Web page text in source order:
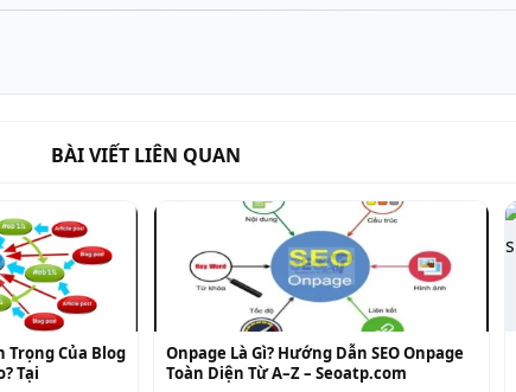
BÀI VIẾT LIÊN QUAN
Trọng Của Blog
Tại
Onpage Là Gì? Hướng Dẫn SEO Onpage
Toàn Diện Từ A–Z – Seoatp.com